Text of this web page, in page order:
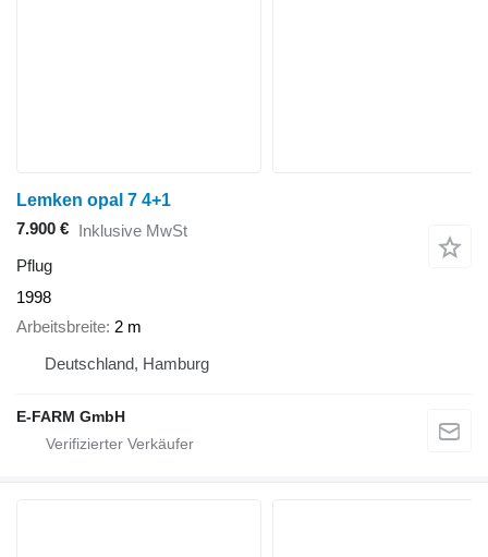
Lemken opal 7 4+1
7.900 € Inklusive MwSt
Pflug
1998
Arbeitsbreite 2 m
Deutschland, Hamburg
E-FARM GmbH